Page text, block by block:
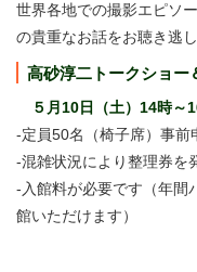
世界各地での撮影エピソ
の貴重なお話をお聴き逃し
高砂淳二トークショー
５月10日（土）14時～
-定員50名（椅子席）事前
-混雑状況により整理券を
-入館料が必要です（年間
館いただけます）